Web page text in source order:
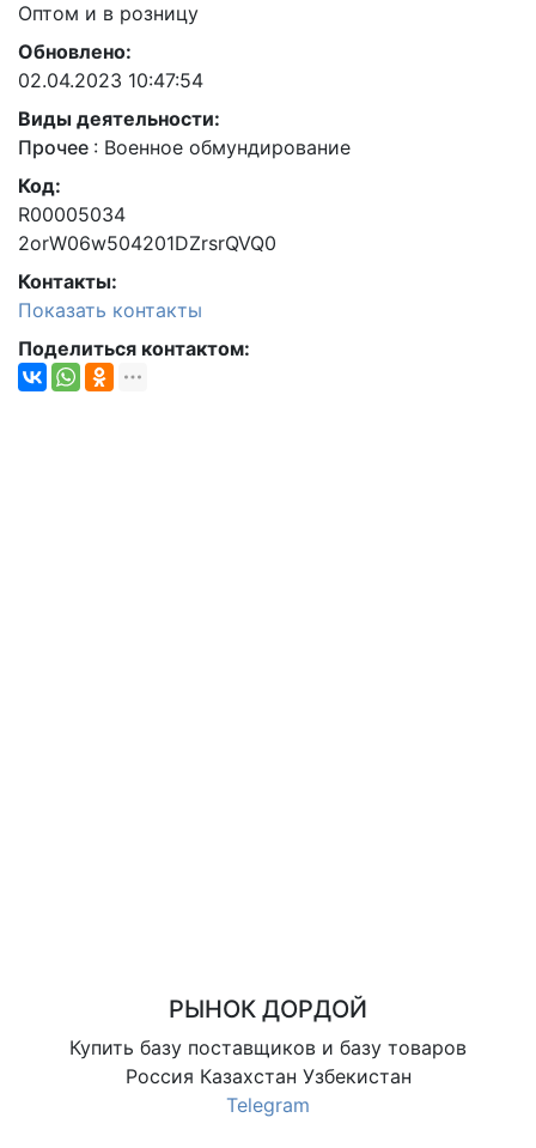
Оптом и в розницу
Обновлено:
02.04.2023 10:47:54
Виды деятельности:
Прочее : Военное обмундирование
Код:
R00005034
2orW06w504201DZrsrQVQ0
Контакты:
Показать контакты
Поделиться контактом:
РЫНОК ДОРДОЙ
Купить базу поставщиков и базу товаров
Россия Казахстан Узбекистан
Telegram